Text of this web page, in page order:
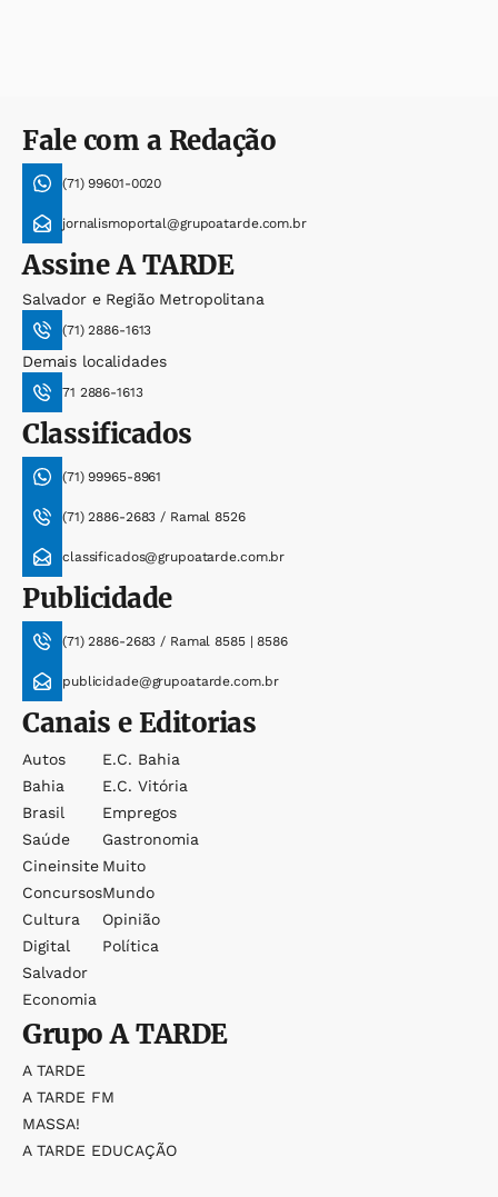
Fale com a Redação
(71) 99601-0020
jornalismoportal@grupoatarde.com.br
AssineA TARDE
Salvador e Região Metropolitana
(71) 2886-1613
Demais localidades
71 2886-1613
Classificados
(71) 99965-8961
(71) 2886-2683 / Ramal 8526
classificados@grupoatarde.com.br
Publicidade
(71) 2886-2683 / Ramal 8585 | 8586
publicidade@grupoatarde.com.br
Canais e Editorias
Autos
Bahia
Brasil
Saúde
Cineinsite
Concursos
Cultura
Digital
Salvador
Economia
E.c. Bahia
E.c. Vitória
Empregos
Gastronomia
Muito
Mundo
Opinião
Política
GrupoA TARDE
A TARDE
A TARDE FM
MASSA!
A TARDE EDUCAÇÃO